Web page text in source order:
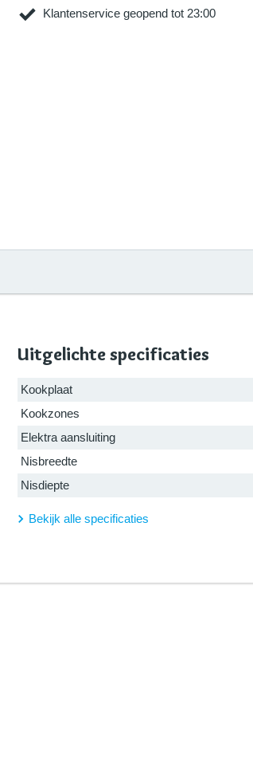
Klantenservice geopend tot 23:00
Uitgelichte specificaties
Kookplaat
Kookzones
Elektra aansluiting
Nisbreedte
Nisdiepte
Bekijk alle specificaties